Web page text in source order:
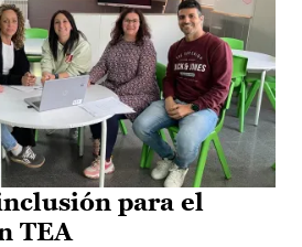
para el
TEA